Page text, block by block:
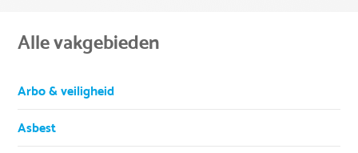
Alle vakgebieden
Arbo & veiligheid
Asbest